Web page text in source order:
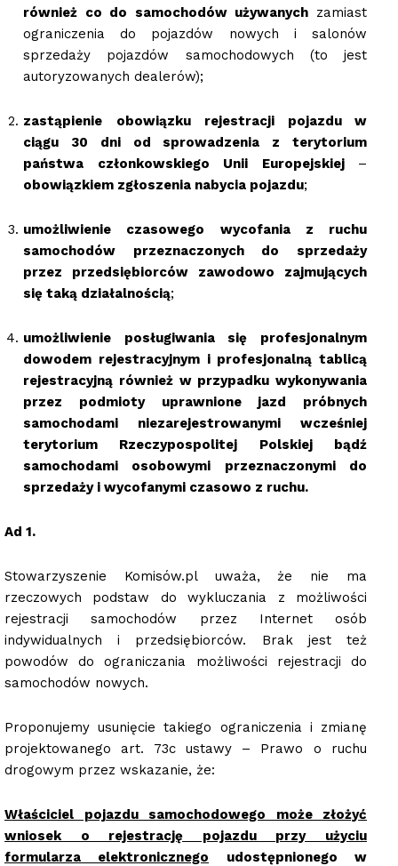
również co do samochodów używanych zamiast
ograniczenia do pojazdów nowych i salonów
sprzedaży pojazdów samochodowych (to jest
autoryzowanych dealerów);
zastąpienie obowiązku
rejestracji pojazdu w
ciągu 30 dni od sprowadzenia z terytorium
państwa członkowskiego Unii Europejskiej –
obowiązkiem zgłoszenia nabycia pojazdu;
umożliwienie czasowego wycofania z ruchu
samochodów przeznaczonych do sprzedaży
przez przedsiębiorców zawodowo zajmujących
się taką działalnością;
umożliwienie posługiwania się profesjonalnym
dowodem rejestracyjnym i profesjonalną tablicą
rejestracyjną również w przypadku wykonywania
przez podmioty uprawnione jazd próbnych
samochodami niezarejestrowanymi wcześniej
terytorium Rzeczypospolitej Polskiej bądź
samochodami osobowymi przeznaczonymi do
sprzedaży i wycofanymi czasowo z ruchu.
Ad 1.
Stowarzyszenie Komisów.pl uważa, że nie ma
rzeczowych podstaw do wykluczania z możliwości
rejestracji samochodów przez Internet osób
indywidualnych i przedsiębiorców. Brak jest też
powodów do ograniczania możliwości rejestracji do
samochodów nowych.
Proponujemy usunięcie takiego ograniczenia i zmianę
projektowanego art. 73c ustawy – Prawo o ruchu
drogowym przez wskazanie, że:
Właściciel pojazdu samochodowego może złożyć
wniosek o rejestrację pojazdu przy użyciu
formularza elektronicznego
udostępnionego w